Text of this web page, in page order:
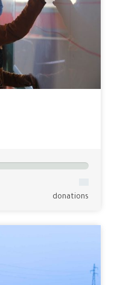
donations